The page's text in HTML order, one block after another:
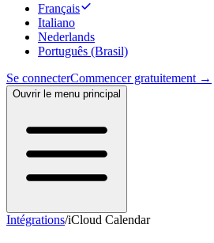
Français
Italiano
Nederlands
Português (Brasil)
Se connecterCommencer gratuitement →
Ouvrir le menu principal
Intégrations/iCloud Calendar